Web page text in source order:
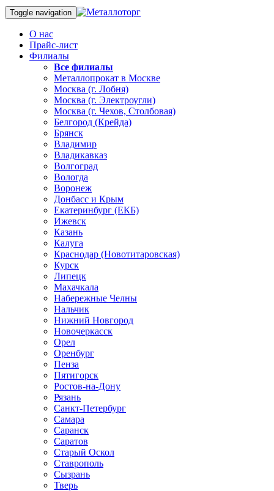
Toggle navigation
О нас
Прайс-лист
Филиалы
Все филиалы
Металлопрокат в Москве
Москва (г. Лобня)
Москва (г. Электроугли)
Москва (г. Чехов, Столбовая)
Белгород (Крейда)
Брянск
Владимир
Владикавказ
Волгоград
Вологда
Воронеж
Донбасс и Крым
Екатеринбург (ЕКБ)
Ижевск
Казань
Калуга
Краснодар (Новотитаровская)
Курск
Липецк
Махачкала
Набережные Челны
Нальчик
Нижний Новгород
Новочеркасск
Орел
Оренбург
Пенза
Пятигорск
Ростов-на-Дону
Рязань
Санкт-Петербург
Самара
Саранск
Саратов
Старый Оскол
Ставрополь
Сызрань
Тверь